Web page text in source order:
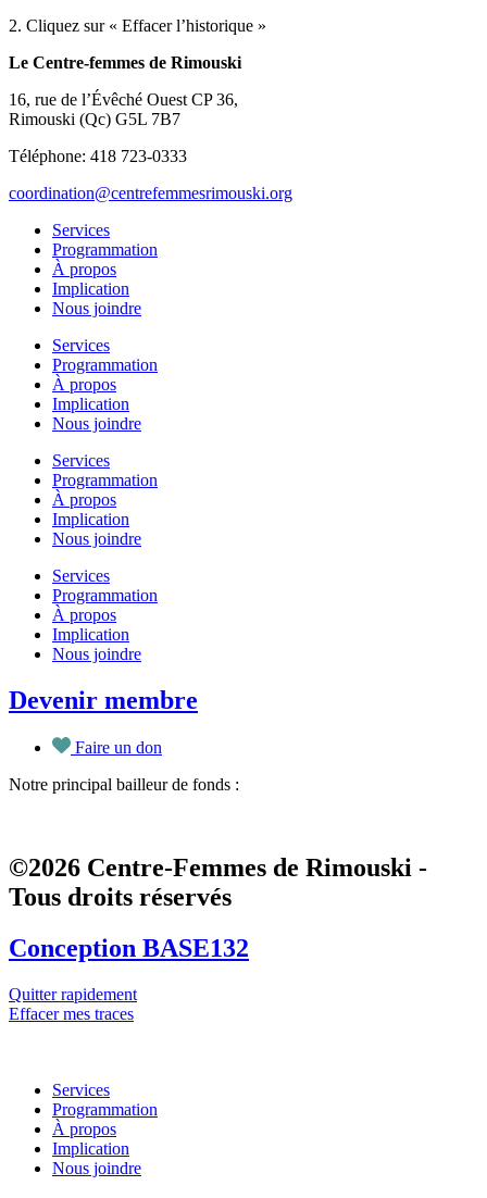
2. Cliquez sur « Effacer l’historique »
Le Centre-femmes de Rimouski
16, rue de l’Évêché Ouest CP 36,
Rimouski (Qc) G5L 7B7
Téléphone: 418 723-0333
coordination@centrefemmesrimouski.org
Services
Programmation
À propos
Implication
Nous joindre
Services
Programmation
À propos
Implication
Nous joindre
Services
Programmation
À propos
Implication
Nous joindre
Services
Programmation
À propos
Implication
Nous joindre
Devenir membre
Faire un don
Notre principal bailleur de fonds :
©2026 Centre-Femmes de Rimouski -
Tous droits réservés
Conception BASE132
Quitter rapidement
Effacer mes traces
Services
Programmation
À propos
Implication
Nous joindre